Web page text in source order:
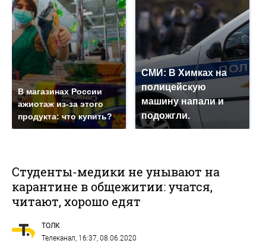
В магазинах России
ажиотаж из-за этого
продукта: что купить?
СМИ: В Химках на
полицейскую
машину напали и
подожгли.
Студенты-медики не унывают на
карантине в общежитии: учатся,
читают, хорошо едят
ТОЛК
Телеканал, 16:37, 08.06.2020